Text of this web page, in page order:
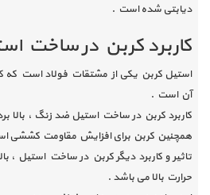
دیابتی شده است .
کاربرد کربن در ساخت
استیل کربن یکی از مشتقات فولاد است که
آن است .
کاربرد کربن در ساخت استیل ضد زنگ ، بالا
همچنین کربن برای افزایش مقاومت کششی
تاثیر و کاربرد دیگر کربن در ساخت استیل ،
حرارت بالا می باشد .